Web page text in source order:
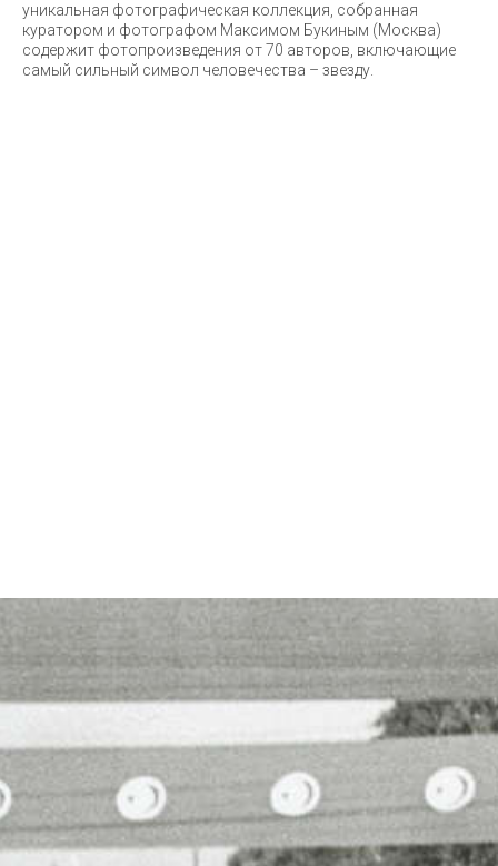
уникальная фотографическая коллекция, собранная
куратором и фотографом Максимом Букиным (Москва)
содержит фотопроизведения от 70 авторов, включающие
самый сильный символ человечества – звезду.